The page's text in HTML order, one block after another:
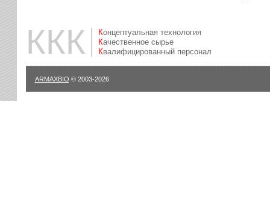
ККК
Концептуальная технология
Качественное сырье
Квалифицированный персонал
ARMAXBIO © 2003-2026